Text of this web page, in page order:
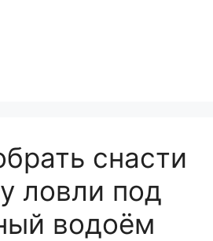
снасти
ловли под
водоём